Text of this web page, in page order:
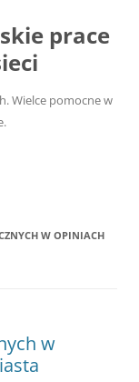
prace
Wielce pomocne w
W OPINIACH
w